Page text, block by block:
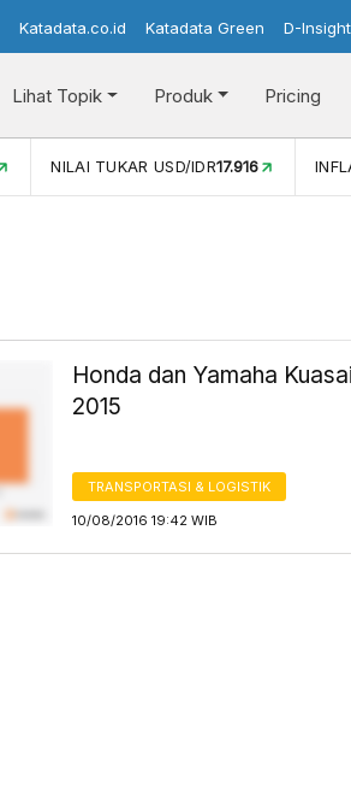
Katadata.co.id Katadata Green D-
Lihat Topik Produk Pricing
NILAI TUKAR USD/IDR17.916 INFLASI
Honda dan Yamaha
2015
TRANSPORTASI & LOGISTIK
10/08/2016 19:42 WIB